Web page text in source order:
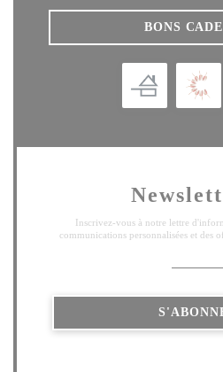
BONS
Inscrivez-vous à notre lettre
communications personnalisées et des